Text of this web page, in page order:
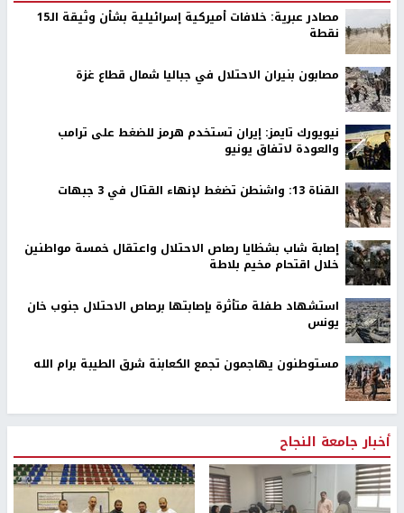
مصادر عبرية: خلافات أميركية إسرائيلية بشأن وثيقة الـ15
نقطة
مصابون بنيران الاحتلال في جباليا شمال قطاع غزة
نيويورك تايمز: إيران تستخدم هرمز للضغط على ترامب
والعودة لاتفاق يونيو
القناة 13: واشنطن تضغط لإنهاء القتال في 3 جبهات
إصابة شاب بشظايا رصاص الاحتلال واعتقال خمسة مواطنين
خلال اقتحام مخيم بلاطة
استشهاد طفلة متأثرة بإصابتها برصاص الاحتلال جنوب خان
يونس
مستوطنون يهاجمون تجمع الكعابنة شرق الطيبة برام الله
أخبار جامعة النجاح